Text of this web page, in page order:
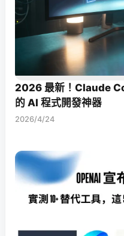
2026 最新！Claude
的 AI 程式開發神器
2026/4/24